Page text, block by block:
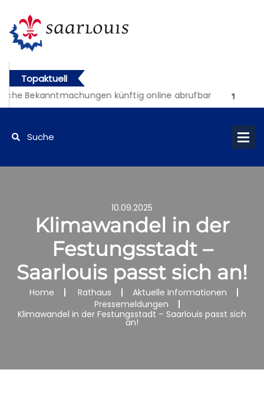
Topaktuell
Bekanntmachungen künftig online abrufbar
10.09.2025
Klimawandel in der
Festungsstadt –
Saarlouis passt sich an!
Home Rathaus
Aktuelle Informationen
Pressemeldungen
Klimawandel in der Festungsstadt – Saarlouis passt sich
an!